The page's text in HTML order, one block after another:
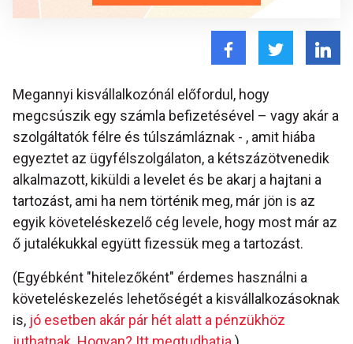
Megannyi kisvállalkozónál előfordul, hogy
megcsúszik egy számla befizetésével – vagy akár a
szolgáltatók félre és túlszámláznak - , amit hiába
egyeztet az ügyfélszolgálaton, a kétszázötvenedik
alkalmazott, kiküldi a levelet és be akarj a hajtani a
tartozást, ami ha nem történik meg, már jön is az
egyik követeléskezelő cég levele, hogy most már az
ő jutalékukkal együtt fizessük meg a tartozást.
(Egyébként "hitelezőként" érdemes használni a
követeléskezelés lehetőségét a kisvállalkozásoknak
is, jó esetben akár pár hét alatt a pénzükhöz